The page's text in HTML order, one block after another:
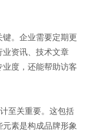
。企业需要定期更
业资讯、技术文章
度，还能帮助访客
至关重要。这包括
素是构成品牌形象